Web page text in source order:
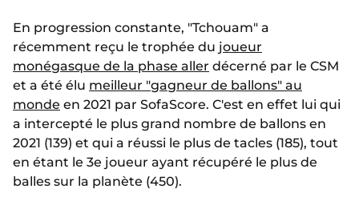
En progression constante, "Tchouam" a
récemment reçu le trophée du joueur
monégasque de la phase aller décerné par le CSM
et a été élu meilleur "gagneur de ballons" au
monde en 2021 par SofaScore. C'est en effet lui qui
a intercepté le plus grand nombre de ballons en
2021 (139) et qui a réussi le plus de tacles (185), tout
en étant le 3e joueur ayant récupéré le plus de
balles sur la planète (450).